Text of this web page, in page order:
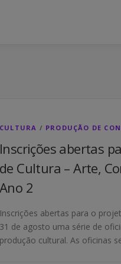
CULTURA / PRODUÇÃO DE
Inscrições abertas
de Cultura – Arte,
Ano 2
Inscrições abertas para o
31 de agosto uma série de
produção cultural. As oficinas